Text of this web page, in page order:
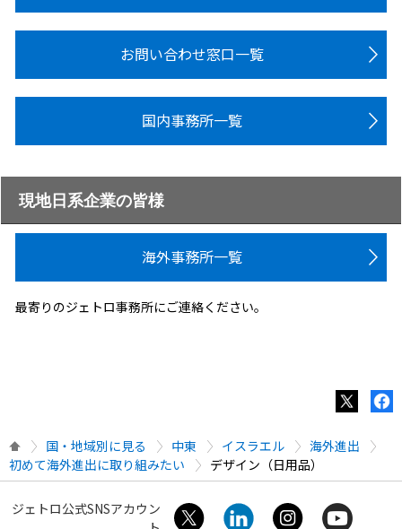
お問い合わせ窓口一覧
国内事務所一覧
現地日系企業の皆様
海外事務所一覧
最寄りのジェトロ事務所にご連絡ください。
国・地域別に見る 中東 イスラエル
海外進出
初めて海外進出に取り組みたい
デザイン（日用品）
ジェトロ公式SNSアカウン